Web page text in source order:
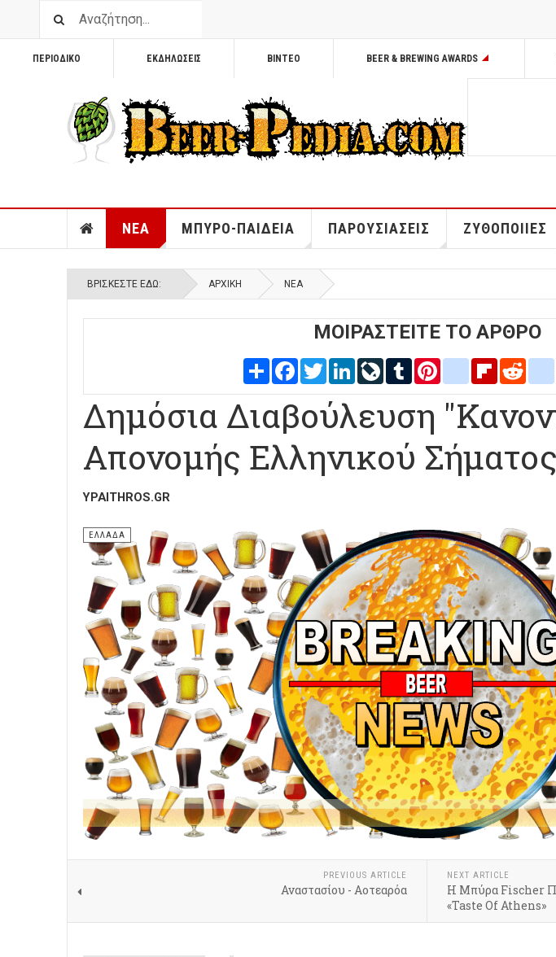
ΠΕΡΙΟΔΙΚΟ ΕΚΔΗΛΩΣΕΙΣ ΒΙΝΤΕΟ BEER & BREWING AWARDS
ΝΕΑ ΜΠΥΡΟ-ΠΑΙΔΕΙΑ ΠΑΡΟΥΣΙΑΣΕΙΣ ΖΥΘΟΠΟΙΙΕΣ
ΒΡΊΣΚΕΣΤΕ ΕΔΏ: ΑΡΧΙΚΉ ΝΕΑ
ΜΟΙΡΑΣΤΕΙΤΕ ΤΟ ΑΡΘΡΟ
Share FacebookTwitterLinkedInLiveJournal
Tumblr Pinterestblogger_post
Flipboard
Δημόσια Διαβούλευση
Απονομής Ελληνικού
YPAITHROS.GR
ΕΛΛΑΔΑ
PREVIOUS ARTICLE
Αναστασίου - Αοτεαρόα
NEXT ARTICLE
Η Μπύρα Fischer
«Taste Of Athens»